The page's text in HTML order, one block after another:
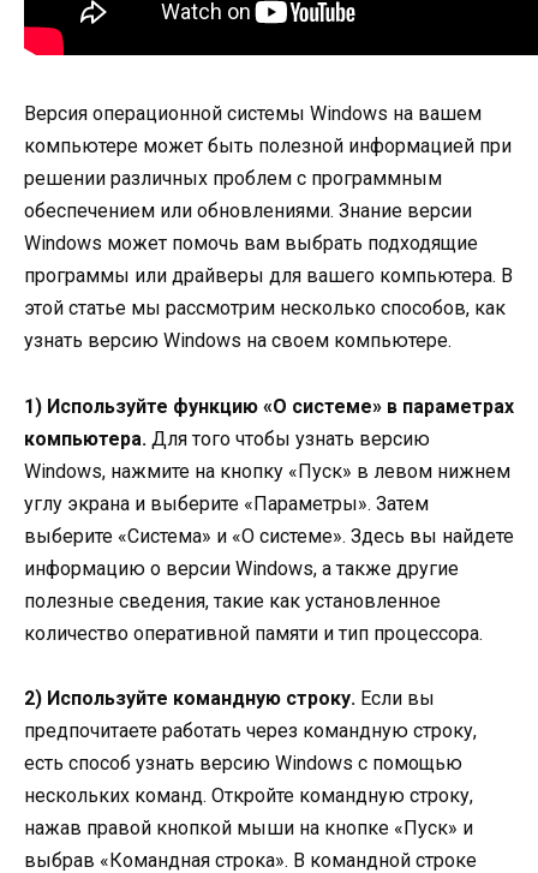
Версия операционной системы Windows на вашем
компьютере может быть полезной информацией при
решении различных проблем с программным
обеспечением или обновлениями. Знание версии
Windows может помочь вам выбрать подходящие
программы или драйверы для вашего компьютера. В
этой статье мы рассмотрим несколько способов, как
узнать версию Windows на своем компьютере.
1) Используйте функцию «О системе» в параметрах
компьютера. Для того чтобы узнать версию
Windows, нажмите на кнопку «Пуск» в левом нижнем
углу экрана и выберите «Параметры». Затем
выберите «Система» и «О системе». Здесь вы найдете
информацию о версии Windows, а также другие
полезные сведения, такие как установленное
количество оперативной памяти и тип процессора.
2) Используйте командную строку. Если вы
предпочитаете работать через командную строку,
есть способ узнать версию Windows с помощью
нескольких команд. Откройте командную строку,
нажав правой кнопкой мыши на кнопке «Пуск» и
выбрав «Командная строка». В командной строке